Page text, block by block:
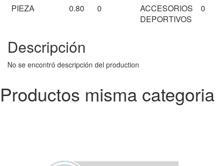
PIEZA
0.80 0
ACCESORIOS
DEPORTIVOS
0
Descripción
No se encontró descripción del production
Productos misma categoria